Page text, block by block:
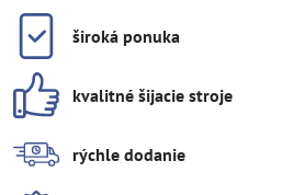
široká ponuka
kvalitné šijacie stroje
rýchle dodanie